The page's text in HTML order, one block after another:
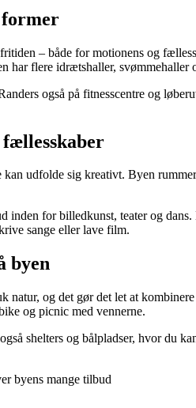
former
– både for motionens og
har flere idrætshaller, svømmehaller
også på fitnesscentre og
udfolde sig kreativt. Byen
inden for billedkunst, teater og
sange eller lave film.
byen
natur, og det gør det let at
og picnic med vennerne.
shelters og bålpladser, hvor du
byens mange tilbud